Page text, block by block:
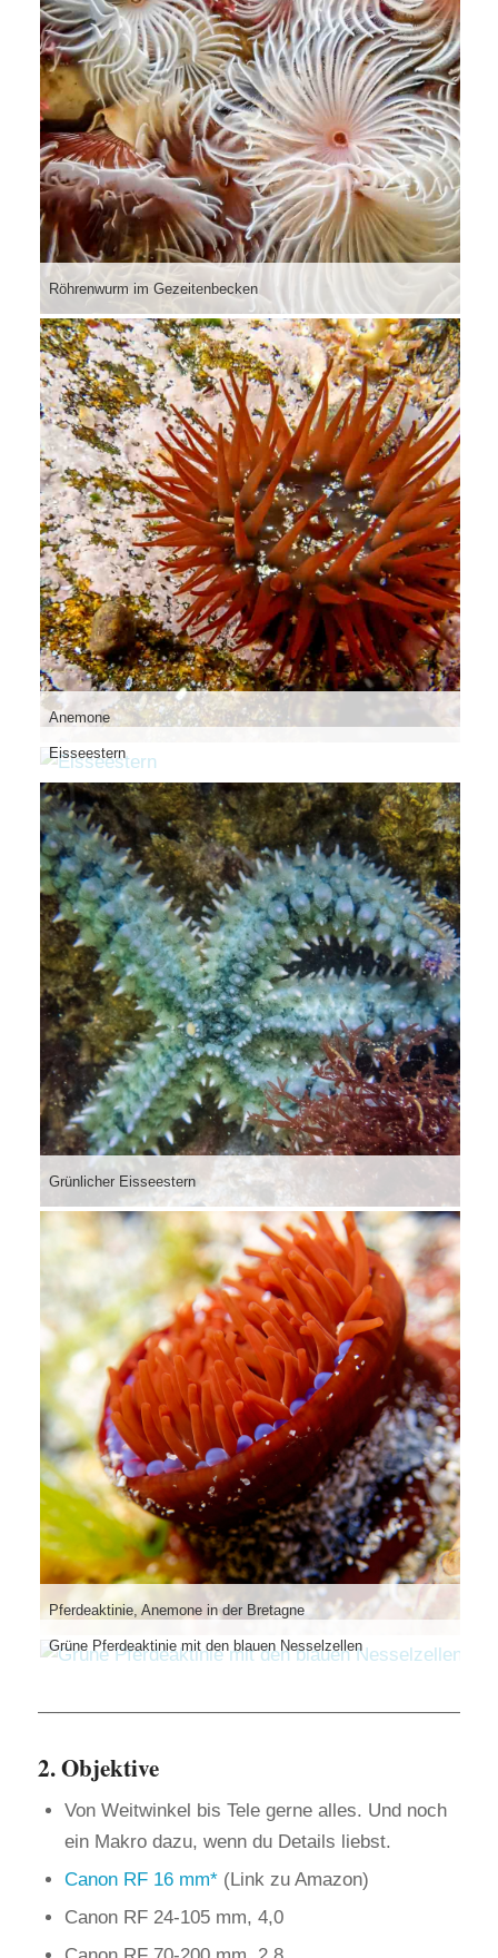
Röhrenwurm im Gezeitenbecken
Anemone
Eisseestern
Grünlicher Eisseestern
Pferdeaktinie, Anemone in der Bretagne
Grüne Pferdeaktinie mit den blauen Nesselzellen
2. Objektive
Von Weitwinkel bis Tele gerne alles. Und noch
ein Makro dazu, wenn du Details liebst.
Canon RF 16 mm (Link zu Amazon)
Canon RF 24-105 mm, 4,0